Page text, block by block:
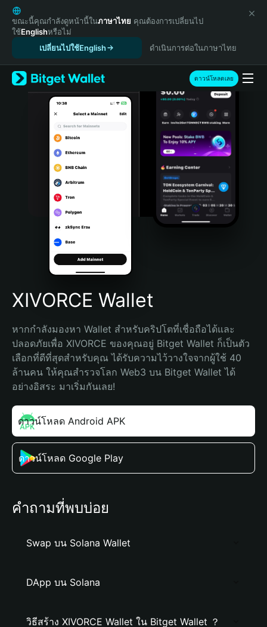
English
日本語
Tiếng Việt
Español (Latinoamérica)
Türkçe
Italiano
Português (Portugal)
Bahasa Indonesia
Português (Brasil)
Español (Argentina)
ขณะนี้คุณกำลังดูหน้านี้ในภาษาไทย คุณต้องการเปลี่ยนไป
ใช้Englishหรือไม่
เปลี่ยนไปใช้English
ดำเนินการต่อในภาษาไทย
ดาวน์โหลดเลย
XIVORCE Wallet
หากกำลังมองหา Wallet สำหรับคริปโตที่เชื่อถือได้และ
ปลอดภัยเพื่อ XIVORCE ของคุณอยู่ Bitget Wallet ก็เป็นตัว
เลือกที่ดีที่สุดสำหรับคุณ ได้รับความไว้วางใจจากผู้ใช้ 40
ล้านคน ให้คุณสำรวจโลก Web3 บน Bitget Wallet ได้
อย่างอิสระ มาเริ่มกันเลย!
ดาวน์โหลด Android APK
ดาวน์โหลด Google Play
คำถามที่พบบ่อย
Swap บน Solana Wallet
DApp บน Solana
วิธีสร้าง XIVORCE Wallet ใน Bitget Wallet ？